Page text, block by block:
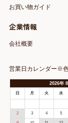
お買い物ガイド
企業情報
会社概要
営業日カレンダー※
2026年
日 月 火 水
2 3 4 5